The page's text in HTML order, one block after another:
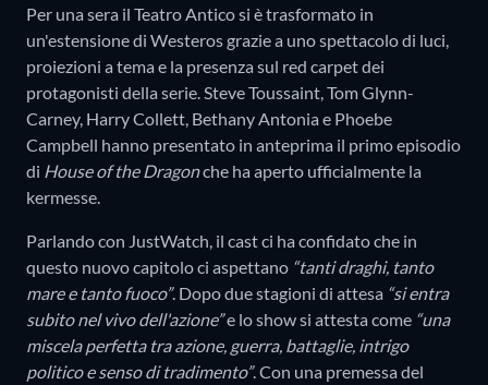
Per una sera il Teatro Antico si è trasformato in
un'estensione di Westeros grazie a uno spettacolo di luci,
proiezioni a tema e la presenza sul red carpet dei
protagonisti della serie. Steve Toussaint, Tom Glynn-
Carney, Harry Collett, Bethany Antonia e Phoebe
Campbell hanno presentato in anteprima il primo episodio
di House of the Dragonche ha aperto ufficialmente la
kermesse.
Parlando con JustWatch, il cast ci ha confidato che in
questo nuovo capitolo ci aspettano “tanti draghi, tanto
mare e tanto fuoco”. Dopo due stagioni di attesa “si entra
subito nel vivo dell'azione”e lo show si attesta come “una
miscela perfetta tra azione, guerra, battaglie, intrigo
politico e senso di tradimento”. Con una premessa del